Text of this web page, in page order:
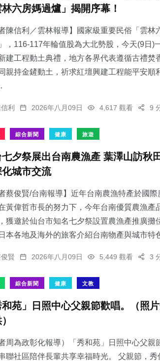
林六房媽過爐」揭開序幕！
者陳信利／雲林報導】國家級重要民俗「雲林
，116-117年輪值股為大北勢股，今天(9日)
建工程動土典禮，地方各界代表遵循古禮焚
親持金鏟動土，祈求紅壇興建工程能平安順
利 2026年八月09日 4,617 觀看 9
綜合新聞 健康 旅遊
夕祭展出台南農漁產 葉澤山訪秋
化城市交流
者蔡俊賢/台南報導】近年台南農漁特產於國際
黃偉哲市長的努力下，今年台南優質農漁產
獲邀於仙台市知名七夕祭設置農漁產推廣攤
本各地及海外的旅客介紹台南物產與城市特
賢 2026年八月09日 5,449 觀看 3
綜合新聞 健康 文教
和苑」日照中心父親節歡唱。（照
者周為政彰化報導）「秀和苑」日照中心父親
聯社區陪伴長輩共享幸福時光。 父親節，秀
121+
專欄